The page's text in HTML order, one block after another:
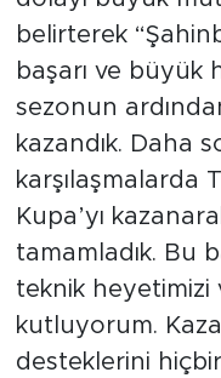
belirterek
başarı ve büyük
sezonun
kazandık. Daha
karşılaşmalarda
Kupa’yı
tamamladık. Bu
teknik heyetimizi
kutluyorum.
desteklerini